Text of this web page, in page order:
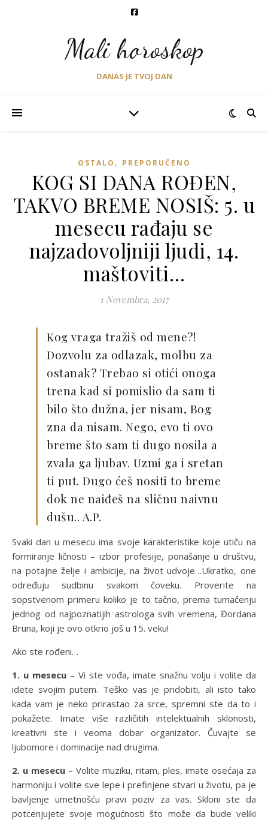
Mali horoskop
DANAS JE TVOJ DAN
OSTALO , PREPORUČENO
KOG SI DANA ROĐEN,
TAKVO BREME NOSIŠ: 5. u
mesecu rađaju se
najzadovoljniji ljudi, 14.
maštoviti…
1 Novembra, 2017
Kog vraga tražiš od mene?!
Dozvolu za odlazak, molbu za
ostanak? Trebao si otići onoga
trena kad si pomislio da sam ti
bilo što dužna, jer nisam, Bog
zna da nisam. Nego, evo ti ovo
breme što sam ti dugo nosila a
zvala ga ljubav. Uzmi ga i sretan
ti put. Dugo ćeš nositi to breme
dok ne naiđeš na sličnu naivnu
dušu.. A.P.
Svaki dan u mesecu ima svoje karakteristike koje utiču na
formiranje ličnosti – izbor profesije, ponašanje u društvu,
na potajne želje i ambicije, na život udvoje…Ukratko, one
određuju sudbinu svakom čoveku. Proverite na
sopstvenom primeru koliko je to tačno, prema tumačenju
jednog od najpoznatijih astrologa svih vremena, Đordana
Bruna, koji je ovo otkrio još u 15. veku!
Ako ste rođeni…
1. u mesecu – Vi ste vođa, imate snažnu volju i volite da
idete svojim putem. Teško vas je pridobiti, ali isto tako
kada vam je neko prirastao za srce, spremni ste da to i
pokažete. Imate više različitih intelektualnih sklonosti,
kreativni ste i veoma dobar organizator. Čuvajte se
ljubomore i dominacije nad drugima.
2. u mesecu – Volite muziku, ritam, ples, imate osećaja za
harmoniju i volite sve lepe i prefinjene stvari u životu, pa je
bavljenje umetnošću pravi poziv za vas. Skloni ste da
potcenjujete svoje mogućnosti što može da bude veliki